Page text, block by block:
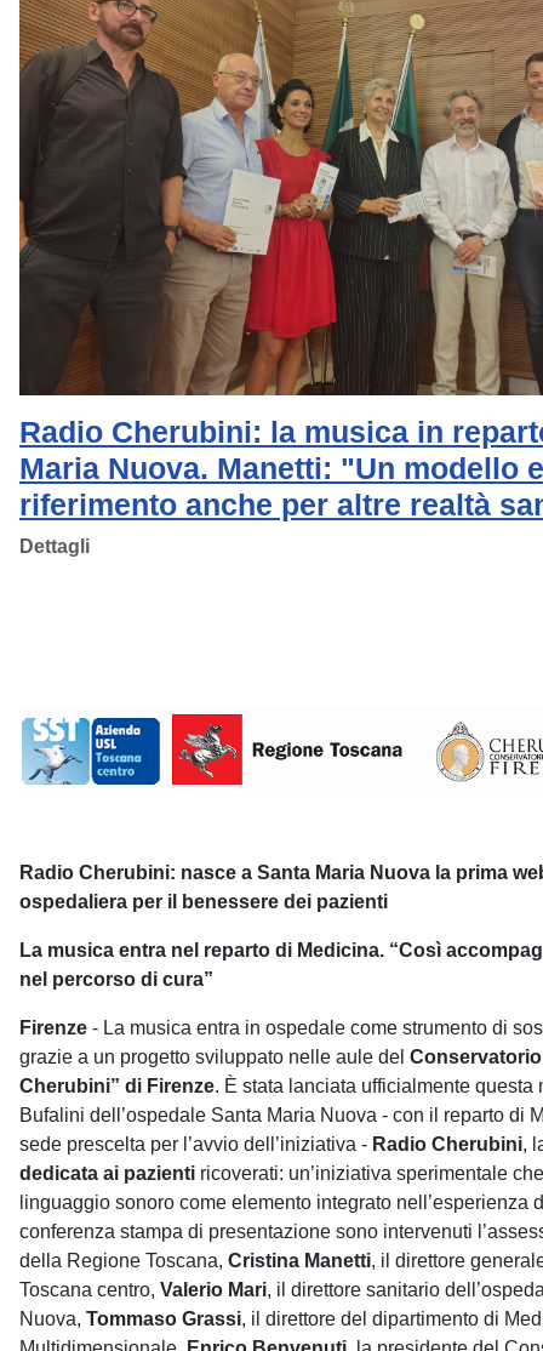
Radio Cherubini: la musica in
Maria Nuova. Manetti: "Un modello
riferimento anche per altre realtà
Dettagli
Radio Cherubini: nasce a Santa Maria Nuova la prima
ospedaliera per il benessere dei pazienti
La musica entra nel reparto di Medicina. “Così
nel percorso di cura”
Firenze - La musica entra in ospedale come strumento di
grazie a un progetto sviluppato nelle aule del
Cherubini” di Firenze. È stata lanciata ufficialmente questa
Bufalini dell’ospedale Santa Maria Nuova - con il reparto di
sede prescelta per l’avvio dell’iniziativa - Radio Cherubini,
dedicata ai pazienti ricoverati: un’iniziativa sperimentale
linguaggio sonoro come elemento integrato nell’esperienza
conferenza stampa di presentazione sono intervenuti
della Regione Toscana, Cristina Manetti, il direttore
Toscana centro, Valerio Mari, il direttore sanitario
Nuova, Tommaso Grassi, il direttore del dipartimento di